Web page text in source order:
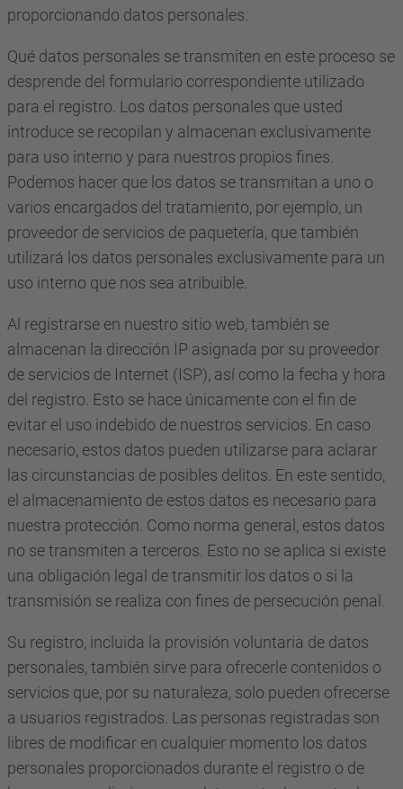
proporcionando datos personales.
Qué datos personales se transmiten en este proceso se
desprende del formulario correspondiente utilizado
para el registro. Los datos personales que usted
introduce se recopilan y almacenan exclusivamente
para uso interno y para nuestros propios fines.
Podemos hacer que los datos se transmitan a uno o
varios encargados del tratamiento, por ejemplo, un
proveedor de servicios de paquetería, que también
utilizará los datos personales exclusivamente para un
uso interno que nos sea atribuible.
Al registrarse en nuestro sitio web, también se
almacenan la dirección IP asignada por su proveedor
de servicios de Internet (ISP), así como la fecha y hora
del registro. Esto se hace únicamente con el fin de
evitar el uso indebido de nuestros servicios. En caso
necesario, estos datos pueden utilizarse para aclarar
las circunstancias de posibles delitos. En este sentido,
el almacenamiento de estos datos es necesario para
nuestra protección. Como norma general, estos datos
no se transmiten a terceros. Esto no se aplica si existe
una obligación legal de transmitir los datos o si la
transmisión se realiza con fines de persecución penal.
Su registro, incluida la provisión voluntaria de datos
personales, también sirve para ofrecerle contenidos o
servicios que, por su naturaleza, solo pueden ofrecerse
a usuarios registrados. Las personas registradas son
libres de modificar en cualquier momento los datos
personales proporcionados durante el registro o de